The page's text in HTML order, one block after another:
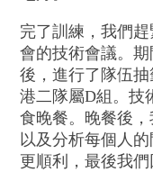
完了訓練，我們
會的技術會議。
後，進行了隊伍
港二隊屬D組。技
食晚餐。晚餐後，
以及分析每個人
更順利，最後我